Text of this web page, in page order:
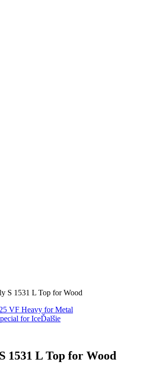
S 1531 L Top for Wood
VF Heavy for Metal
for IceĎalšie
1531 L Top for Wood